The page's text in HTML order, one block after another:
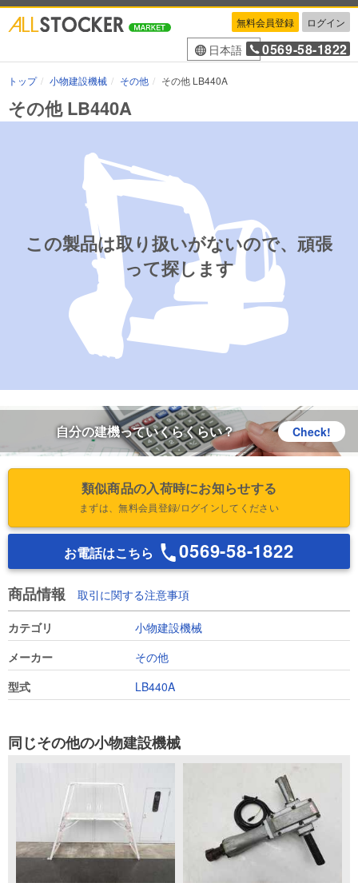
無料会員登録 ログイン
日本語 0569-58-1822
トップ 小物建設機械 その他 その他 LB440A
その他 LB440A
この製品は取り扱いがないので、頑張
って探します
自分の建機っていくらくらい？ Check!
類似商品の入荷時にお知らせする
まずは、無料会員登録/ログインしてください
お電話はこちら 0569-58-1822
商品情報 取引に関する注意事項
カテゴリ
小物建設機械
メーカー
その他
型式
LB440A
同じその他の小物建設機械